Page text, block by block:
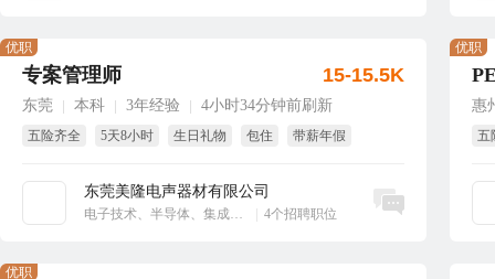
专案管理师
东莞 本科 3年经验 4小时34分钟前刷新
五险齐全 5天8小时 生日礼物 包住 带薪年假
东莞美隆电声器材有限公司
电子技术、半导体、集成电路 4个招聘职位
优职
15-15.5K
立即沟通
惠
五
优职
优职